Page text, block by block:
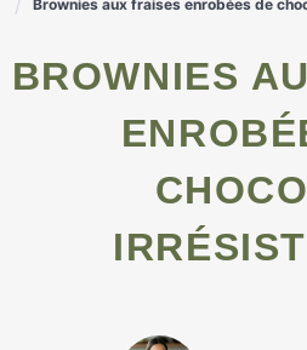
Brownies aux fraises enrobées de
BROWNIES AUX FRAISES